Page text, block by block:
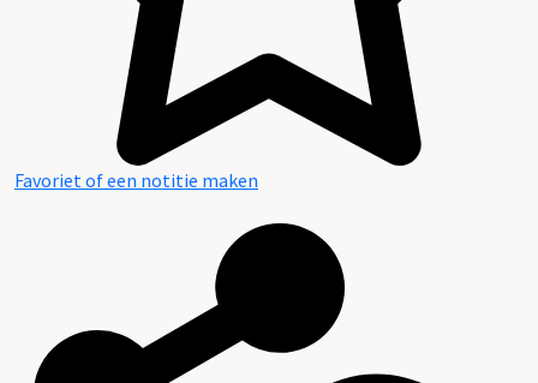
Favoriet of een notitie maken